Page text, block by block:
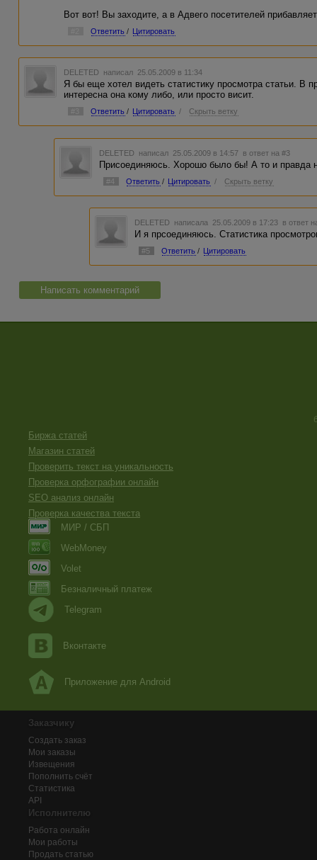
Вот вот! Вы заходите, а в Адвего посетителей
Ответить / Цитировать
DELETED написал 25.05.2009 в 11:34
Я бы еще хотел видеть статистику просмотра статьи. В
интересна она кому либо, или просто висит.
Ответить / Цитировать / Скрыть ветку
DELETED написал 25.05.2009 в 14:57 в ответ на #3
Присоединяюсь. Хорошо было бы! А то и правда
#4 Ответить / Цитировать / Скрыть ветку
DELETED написала 25.05.2009 в 17:23 в ответ
И я прсоединяюсь. Статистика
#5 Ответить / Цитировать
Написать комментарий
Биржа статей
Магазин статей
Проверить текст на уникальность
Проверка орфографии онлайн
SEO анализ онлайн
Проверка качества текста
МИР / СБП
WebMoney
Volet
Безналичный платеж
Telegram
Вконтакте
Приложение для Android
Заказчику
Создать заказ
Мои заказы
Извещения
Пополнить счёт
Статистика
API
Исполнителю
Работа онлайн
Мои работы
Продать статью